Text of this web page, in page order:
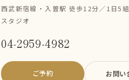
西武新宿線・入曽駅 徒歩12分／1日5
スタジオ
04-2959-4982
ご予約 お問い